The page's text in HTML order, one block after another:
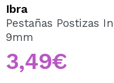
Al crear una cuenta en
tus compras
Ibra
Pestañas Postizas
9mm
3,49€